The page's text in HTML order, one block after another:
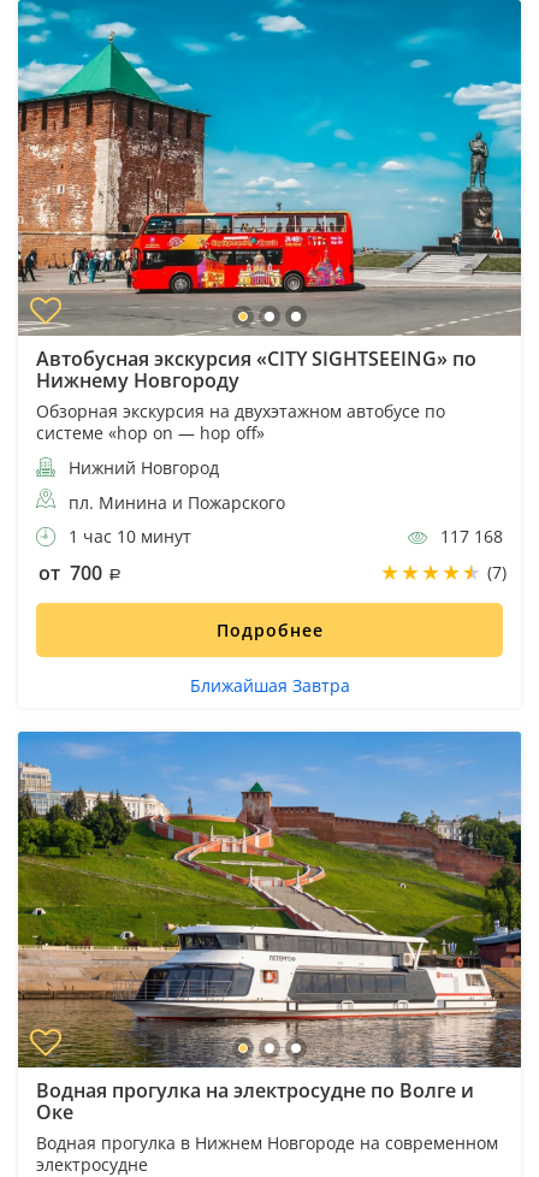
Автобусная экскурсия «CITY SIGHTSEEING» по
Нижнему Новгороду
Обзорная экскурсия на двухэтажном автобусе по
системе «hop on — hop off»
Нижний Новгород
пл. Минина и Пожарского
1 час 10 минут
117 168
от 700 (7)
Подробнее
Ближайшая Завтра
Водная прогулка на электросудне по Волге и
Оке
Водная прогулка в Нижнем Новгороде на современном
электросудне